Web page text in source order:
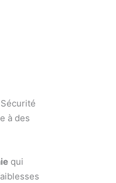
à des
qui